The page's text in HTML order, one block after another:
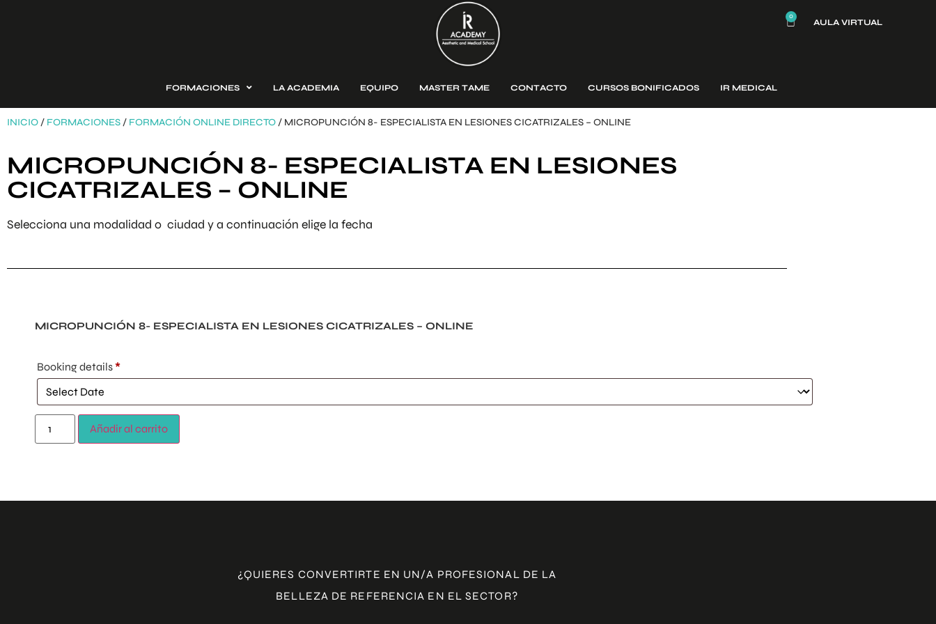
0
AULA VIRTUAL
FORMACIONES LA ACADEMIA EQUIPO MASTER TAME CONTACTO CURSOS BONIFICADOS IR MEDICAL
INICIO / FORMACIONES / FORMACIÓN ONLINE DIRECTO / MICROPUNCIÓN 8- ESPECIALISTA EN LESIONES CICATRIZALES – ONLINE
MICROPUNCIÓN 8- ESPECIALISTA EN LESIONES
CICATRIZALES – ONLINE
Selecciona una modalidad o ciudad y a continuación elige la fecha
MICROPUNCIÓN 8- ESPECIALISTA EN LESIONES CICATRIZALES – ONLINE
Booking details*
Añadir al carrito
¿QUIERES CONVERTIRTE EN UN/A PROFESIONAL DE LA
BELLEZA DE REFERENCIA EN EL SECTOR?